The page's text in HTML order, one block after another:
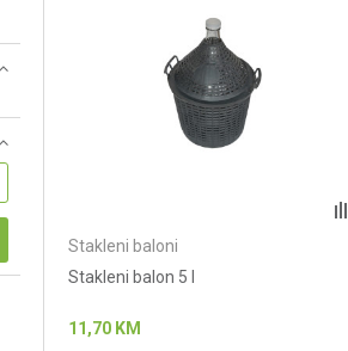
Stakleni baloni
Stakleni balon 5 l
11,70 KM